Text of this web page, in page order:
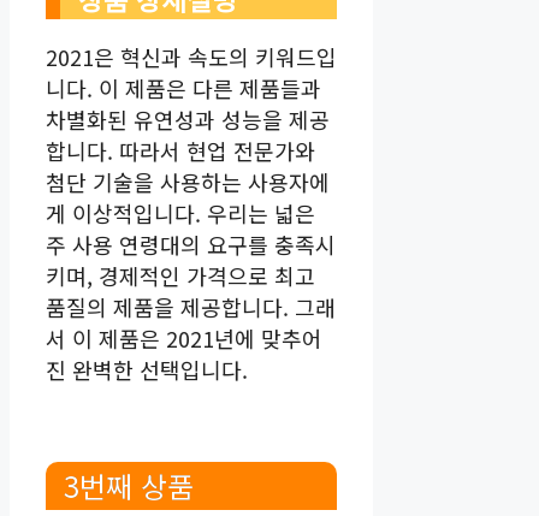
2021은 혁신과 속도의 키워드입
니다. 이 제품은 다른 제품들과
차별화된 유연성과 성능을 제공
합니다. 따라서 현업 전문가와
첨단 기술을 사용하는 사용자에
게 이상적입니다. 우리는 넓은
주 사용 연령대의 요구를 충족시
키며, 경제적인 가격으로 최고
품질의 제품을 제공합니다. 그래
서 이 제품은 2021년에 맞추어
진 완벽한 선택입니다.
3번째 상품